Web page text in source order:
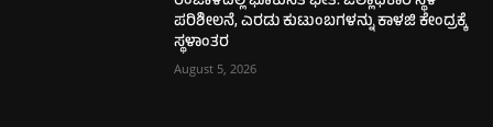
ಪರಿಶೀಲನೆ, ಎರಡು ಕುಟುಂಬಗಳನ್ನು ಕಾಳಜಿ ಕೇಂದ್ರಕ್ಕೆ
ಸ್ಥಳಾಂತರ
August 5, 2026